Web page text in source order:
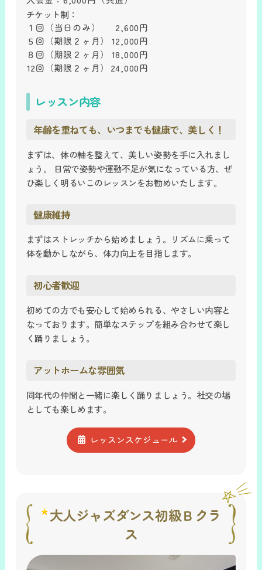
チケット制：
１回 （当日のみ）
2,600円
５回 （期限２ヶ月）
12,000円
８回 （期限２ヶ月）
18,000円
12回 （期限２ヶ月） 24,000円
レッスン内容
年齢を重ねても、いつまでも健康で、美しく！
まずは、体の軸を整えて、美しい姿勢を手に入れまし
ょう。 日常で姿勢や運動不足が気になっている方、ぜ
ひ楽しく明るいこのレッスンをお勧めいたします。
健康維持
まずはストレッチから始めましょう。リズムに乗って
体を動かしながら、体力向上を目指します。
初心者歓迎
初めての方でも安心して始められる、やさしい内容と
なっております。簡単なステップを組み合わせて楽し
く踊りましょう。
アットホームな雰囲気
同年代の仲間と一緒に楽しく踊りましょう。社交の場
としても楽しめます。
レッスンスケジュール
大人ジャズダンス初級Ｂクラ
ス